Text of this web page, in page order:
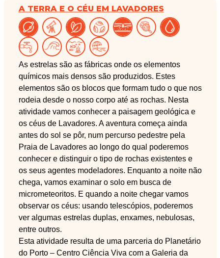
A TERRA E O CÉU EM LAVADORES
As estrelas são as fábricas onde os elementos
químicos mais densos são produzidos. Estes
elementos são os blocos que formam tudo o que nos
rodeia desde o nosso corpo até as rochas. Nesta
atividade vamos conhecer a paisagem geológica e
os céus de Lavadores. A aventura começa ainda
antes do sol se pôr, num percurso pedestre pela
Praia de Lavadores ao longo do qual poderemos
conhecer e distinguir o tipo de rochas existentes e
os seus agentes modeladores. Enquanto a noite não
chega, vamos examinar o solo em busca de
micrometeoritos. E quando a noite chegar vamos
observar os céus: usando telescópios, poderemos
ver algumas estrelas duplas, enxames, nebulosas,
entre outros.
Esta atividade resulta de uma parceria do Planetário
do Porto – Centro Ciência Viva com a Galeria da